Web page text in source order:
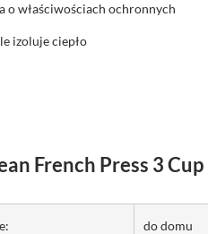
o właściwościach ochronnych
izoluje ciepło
French Press 3
do domu